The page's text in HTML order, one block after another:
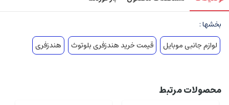
بخشها :
لوازم جانبی موبایل
قیمت خرید هندزفری بلوتوث هندزفری
محصولات مرتبط